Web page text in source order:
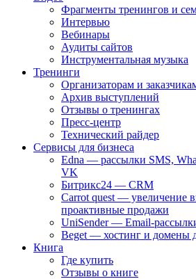
Фрагменты тренингов и
Интервью
Вебинары
Аудиты сайтов
Инструментальная музыка
Тренинги
Организаторам и
Архив выступлений
Отзывы о тренингах
Пресс-центр
Технический райдер
Сервисы для бизнеса
Edna — рассылки SMS,
VK
Битрикс24 — CRM
Carrot quest — увеличение
проактивные продажи
UniSender — Email-
Beget — хостинг и домены
Книга
Где купить
Отзывы о книге